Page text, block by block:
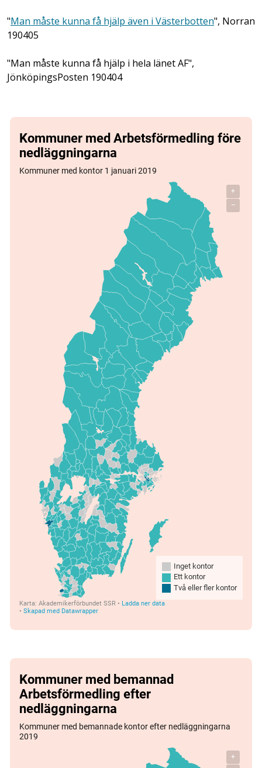
"Man måste kunna få hjälp även i Västerbotten", Norran
190405
"Man måste kunna få hjälp i hela länet AF",
JönköpingsPosten 190404